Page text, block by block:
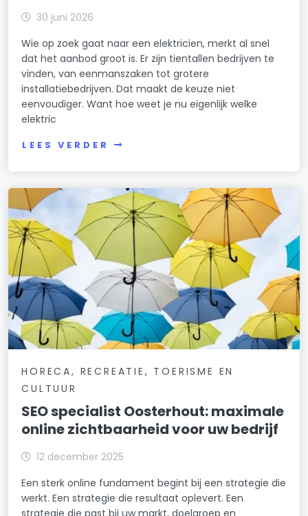
30 juni 2026
Wie op zoek gaat naar een elektricien, merkt al snel
dat het aanbod groot is. Er zijn tientallen bedrijven te
vinden, van eenmanszaken tot grotere
installatiebedrijven. Dat maakt de keuze niet
eenvoudiger. Want hoe weet je nu eigenlijk welke
elektric
LEES VERDER
HORECA, RECREATIE, TOERISME EN
CULTUUR
SEO specialist Oosterhout: maximale
online zichtbaarheid voor uw bedrijf
12 december 2025
Een sterk online fundament begint bij een strategie die
werkt. Een strategie die resultaat oplevert. Een
strategie die past bij uw markt, doelgroep en